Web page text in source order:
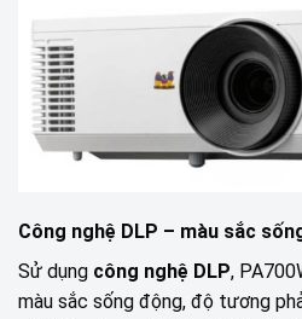
Công nghệ DLP – màu sắc
Sử dụng công nghệ DLP,
màu sắc sống động, độ tương